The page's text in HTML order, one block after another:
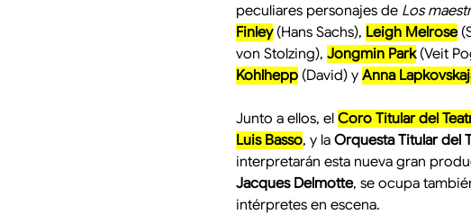
peculiares personajes de Los
Finley (Hans Sachs), Leigh Melrose
von Stolzing), Jongmin Park (Veit
Kohlhepp (David) y Anna
Junto a ellos, el Coro Titular del
Luis Basso, y la Orquesta Titular del
interpretarán esta nueva gran
Jacques Delmotte, se ocupa
intérpretes en escena.